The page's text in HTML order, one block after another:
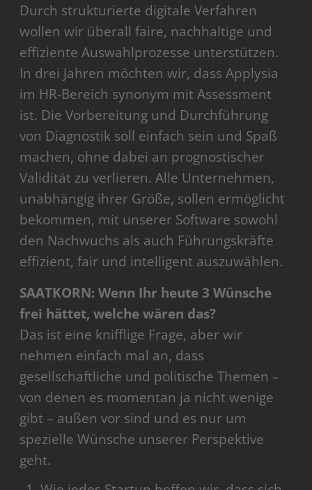
Durch strukturierte digitale Verfahren
wollen wir überall faire, nachhaltige und
effiziente Auswahlprozesse unterstützen.
In drei Jahren möchten wir, dass Applysia
im HR-Bereich synonym mit Assessment
ist. Die Vorbereitung und Durchführung
von Diagnostik soll einfach sein und Spaß
machen, ohne dabei an prognostischer
Validität zu verlieren. Alle Unternehmen,
unabhängig ihrer Größe, sollen ermöglicht
bekommen, mit unserer Software sowohl
den Nachwuchs als auch Führungskräfte
effizient, fair und intelligent auszuwählen.
SAATKORN: Wenn Ihr heute 3 Wünsche
frei hättet, welche wären das?
Das ist eine knifflige Frage, aber wir
nehmen einfach mal an, dass
gesellschaftliche und politische Themen –
von denen es momentan ja nicht wenige
gibt – außen vor sind und es nur um
spezielle Wünsche unserer Perspektive
geht.